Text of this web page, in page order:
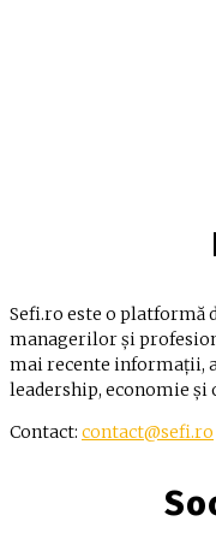
Sefi.ro este o platformă
managerilor și
mai recente informații,
leadership, economie
Contact: contact@sefi.ro